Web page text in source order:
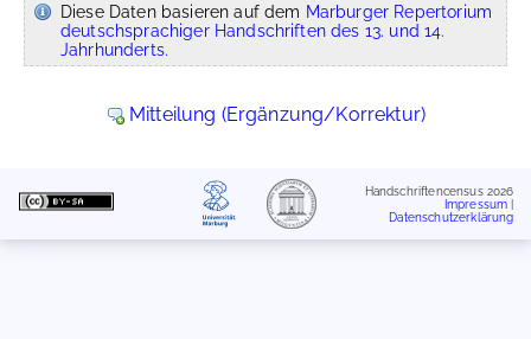
Diese Daten basieren auf dem Marburger Repertorium
deutschsprachiger Handschriften des 13. und 14.
Jahrhunderts.
Mitteilung (Ergänzung/Korrektur)
Handschriftencensus 2026
Impressum
Datenschutzerklärung